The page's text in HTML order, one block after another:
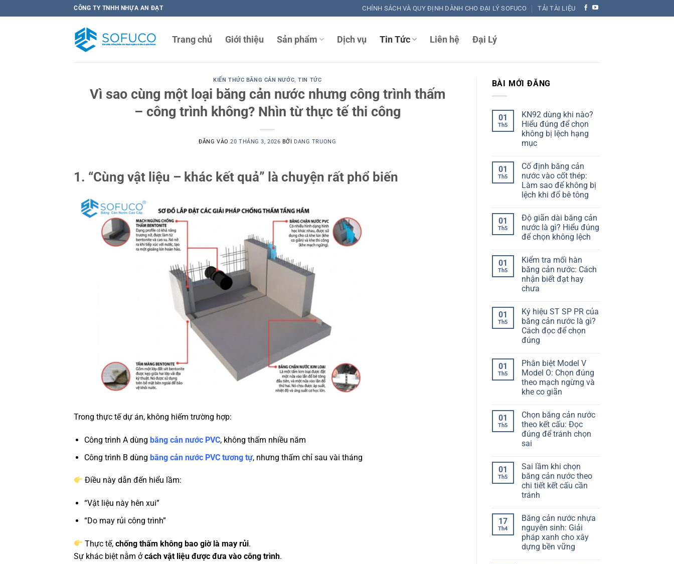
qua
CÔNG TY TNHH NHỰA AN ĐẠT CHÍNH SÁCH VÀ QUY ĐỊNH DÀNH CHO ĐẠI LÝ SOFUCO TẢI TÀI LIỆU
Trang chủ Giới thiệu Sản phẩm Dịch vụ Tin Tức Liên hệ Đại Lý
KIẾN THỨC BĂNG CẢN NƯỚC,TIN TỨC
Vì sao cùng một loại băng cản nước nhưng công trình thấm
– công trình không? Nhìn từ thực tế thi công
ĐĂNG VÀO20 THÁNG 3, 2026 BỞI DANG TRUONG
1. “Cùng vật liệu – khác kết quả” là chuyện rất phổ biến
Trong thực tế dự án, không hiếm trường hợp:
Công trình A dùng băng cản nước PVC, không thấm nhiều năm
Công trình B dùng băng cản nước PVC tương tự, nhưng thấm chỉ sau vài tháng
Điều này dẫn đến hiểu lầm:
“Vật liệu này hên xui”
“Do may rủi công trình”
Thực tế,chống thấm không bao giờ là may rủi.
Sự khác biệt nằm ởcách vật liệu được đưa vào công trình.
BÀI MỚI ĐĂNG
01
Th5
KN92 dùng khi nào?
Hiểu đúng để chọn
không bị lệch hạng
mục
bình
luận
ở
KN92
dùng
khi
đúng
để
chọn
không
hạng
mục
01
Th5
Cố định băng cản
nước vào cốt thép:
Làm sao để không bị
lệch khi đổ bê tông
bình
luận
ở
Cố
cản
nước
vào
cốt
thép:
Làm
không
bị
lệch
khi
đổ
bê
01
Th5
Độ giãn dài băng cản
nước là gì? Hiểu đúng
để chọn không lệch
bình
luận
ở
Độ
giãn
dài
nước
là
gì?
Hiểu
đúng
để
lệch
01
Th5
Kiểm tra mối hàn
băng cản nước: Cách
nhận biết đạt hay
chưa
bình
luận
ở
Kiểm
tra
mối
cản
nước:
Cách
nhận
biết
đạt
01
Th5
Ký hiệu ST SP PR của
băng cản nước là gì?
Cách đọc để chọn
đúng
bình
luận
ở
Ký
hiệu
ST
của
băng
cản
nước
là
gì?
để
chọn
đúng
01
Th5
Phân biệt Model V
Model O: Chọn đúng
theo mạch ngừng và
khe co giãn
bình
luận
ở
Phân
biệt
Model
O:
Chọn
đúng
theo
mạch
ngừng
co
giãn
01
Th5
Chọn băng cản nước
theo kết cấu: Đọc
đúng để tránh chọn
sai
bình
luận
ở
Chọn
băng
cản
kết
cấu:
Đọc
đúng
để
tránh
01
Th5
Sai lầm khi chọn
băng cản nước theo
chi tiết kết cấu cần
tránh
bình
luận
ở
Sai
lầm
khi
17
Th4
Băng cản nước nhựa
nguyên sinh: Giải
pháp xanh cho xây
dựng bền vững